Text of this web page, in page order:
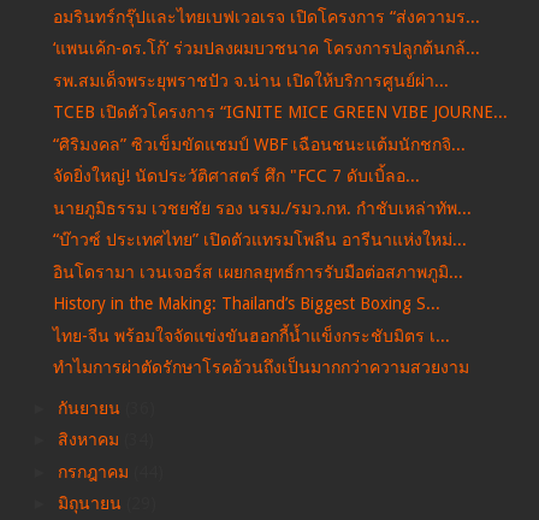
อมรินทร์กรุ๊ปและไทยเบฟเวอเรจ เปิดโครงการ “ส่งความร...
‘แพนเค้ก-ดร.โก้’ ร่วมปลงผมบวชนาค โครงการปลูกต้นกล้...
รพ.สมเด็จพระยุพราชปัว จ.น่าน เปิดให้บริการศูนย์ผ่า...
TCEB เปิดตัวโครงการ “IGNITE MICE GREEN VIBE JOURNE...
“ศิริมงคล” ซิวเข็มขัดแชมป์ WBF เฉือนชนะแต้มนักชกจิ...
จัดยิ่งใหญ่! นัดประวัติศาสตร์ ศึก "FCC 7 ดับเบิ้ลอ...
นายภูมิธรรม เวชยชัย รอง นรม./รมว.กห. กำชับเหล่าทัพ...
“บ๊าวซ์ ประเทศไทย” เปิดตัวแทรมโพลีน อารีนาแห่งใหม่...
อินโดรามา เวนเจอร์ส เผยกลยุทธ์การรับมือต่อสภาพภูมิ...
History in the Making: Thailand’s Biggest Boxing S...
ไทย-จีน พร้อมใจจัดแข่งขันฮอกกี้น้ำแข็งกระชับมิตร เ...
ทำไมการผ่าตัดรักษาโรคอ้วนถึงเป็นมากกว่าความสวยงาม
กันยายน
สิงหาคม
กรกฎาคม
มิถุนายน